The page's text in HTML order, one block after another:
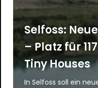
Selfoss:
– Platz für
Tiny Houses
In Selfoss soll ein